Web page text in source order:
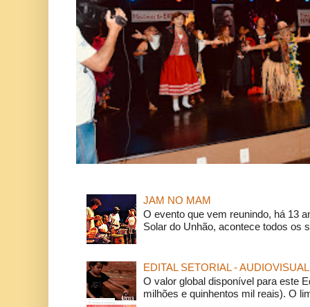
JAM NO MAM
O evento que vem reunindo, há 13
Solar do Unhão, acontece todos os
EDITAL SETORIAL - AUDIOVISUAL
O valor global disponível para este
milhões e quinhentos mil reais). O